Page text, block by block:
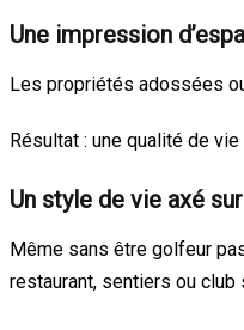
Une impression
Les propriétés adossées
Résultat : une qualité de
Un style de vie axé
Même sans être golfeur
restaurant, sentiers ou club